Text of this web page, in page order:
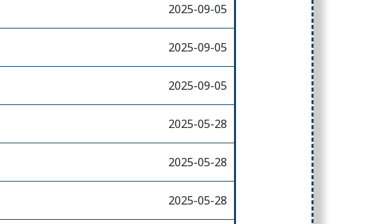
2025-09-05
2025-09-05
2025-09-05
2025-05-28
2025-05-28
2025-05-28